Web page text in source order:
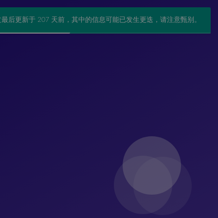
最后更新于 207 天前，其中的信息可能已发生更迭，请注意甄别。